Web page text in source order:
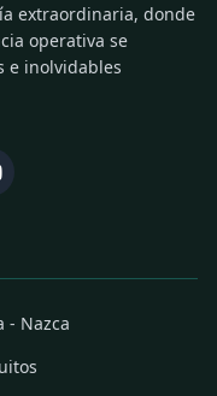
extraordinaria, donde
operativa se
e inolvidables
- Nazca